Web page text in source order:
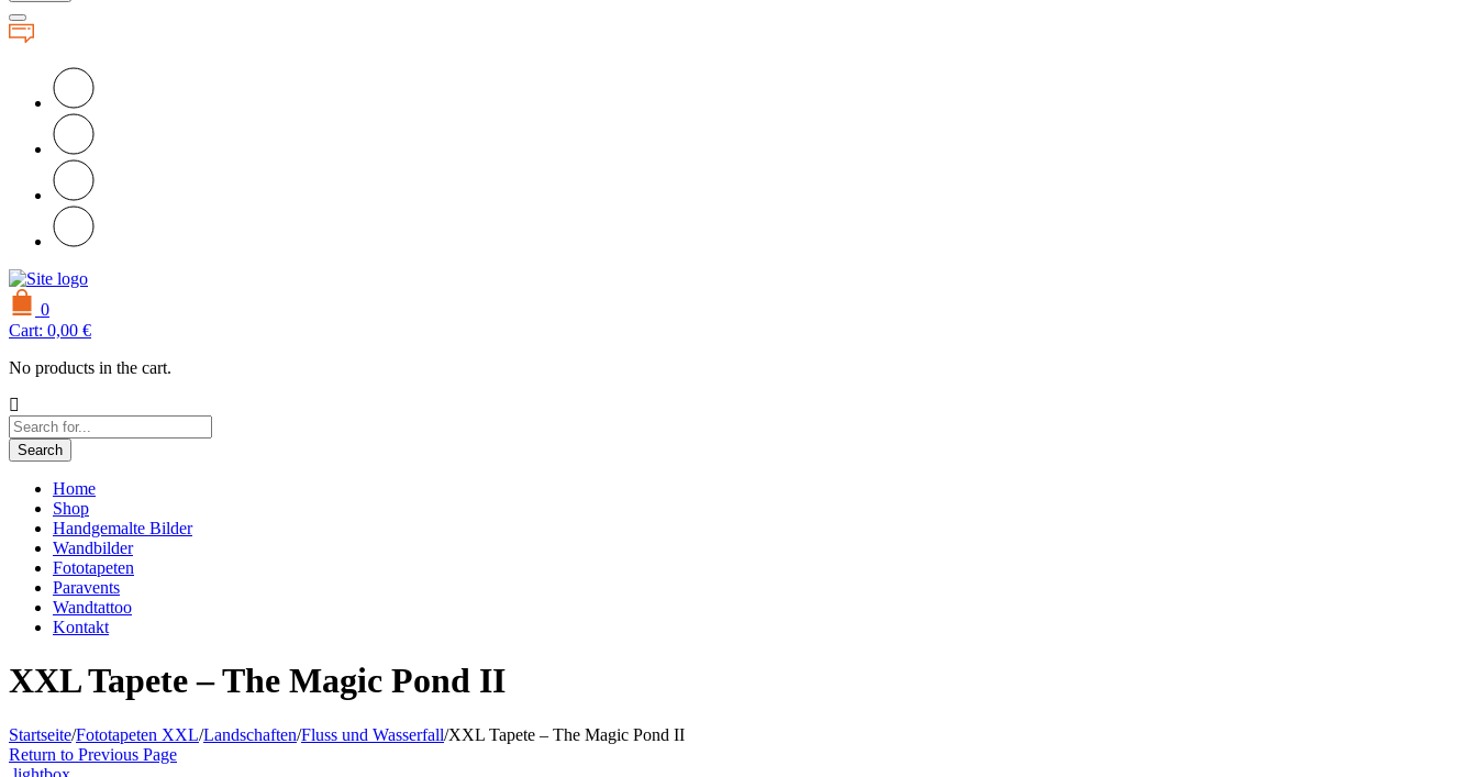
0
Cart: 0,00 €
No products in the cart.
Search
Home
Shop
Handgemalte Bilder
Wandbilder
Fototapeten
Paravents
Wandtattoo
Kontakt
XXL Tapete – The Magic Pond II
Startseite/Fototapeten XXL/Landschaften/Fluss und Wasserfall/XXL Tapete – The Magic Pond II
Return to Previous Page